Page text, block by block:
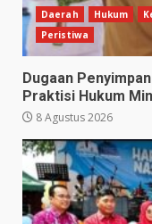
Daerah Hukum
Peristiwa
Dugaan
Praktisi Hukum
8 Agustus 2026